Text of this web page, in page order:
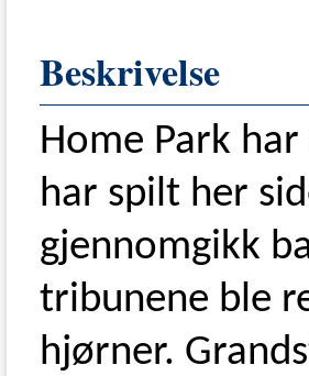
Beskrivelse
Home Park
har spilt her
gjennomgikk
tribunene ble
hjørner.